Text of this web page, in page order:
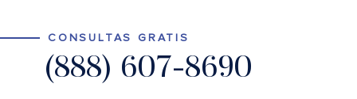
CONSULTAS GRATIS
(888) 607-8690